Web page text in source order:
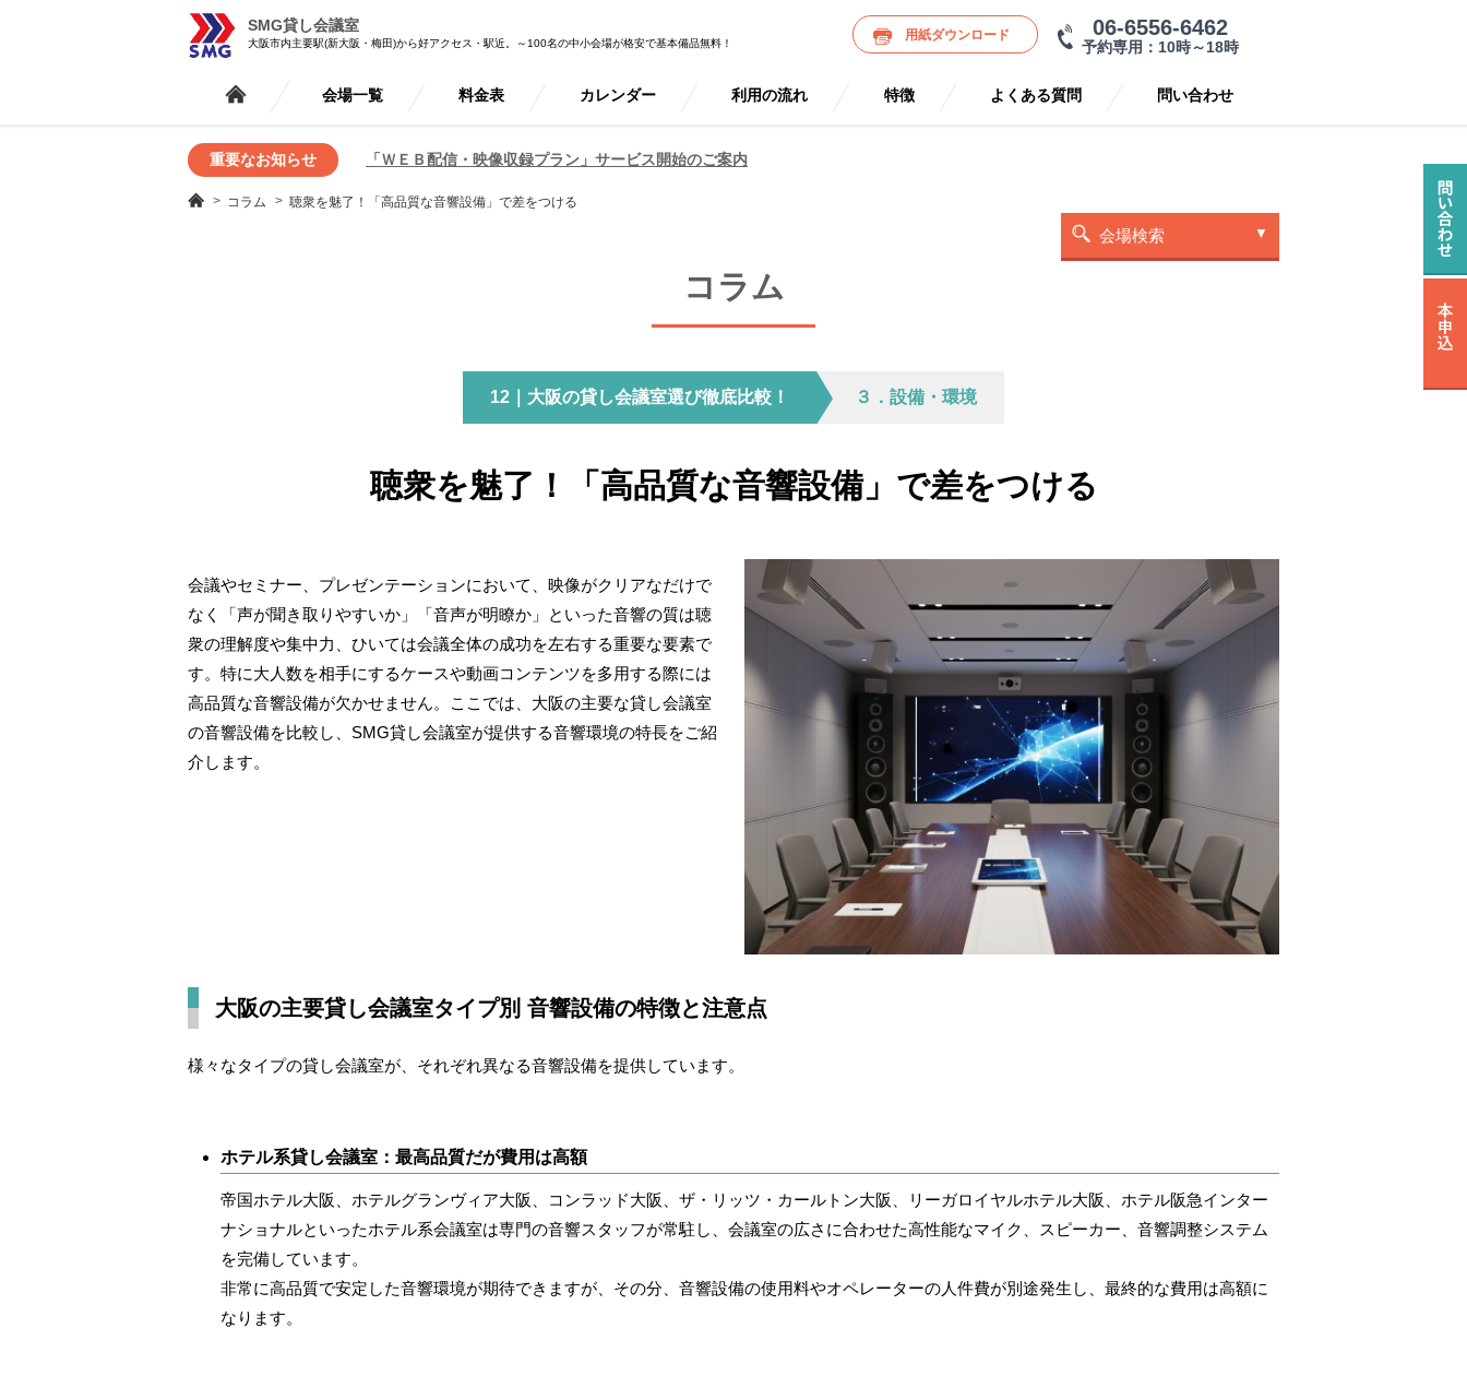
SMG貸し会議室
大阪市内主要駅(新大阪・梅田)から好アクセス・駅近。～100名の中小会場が格安で基本備品無料！
用紙ダウンロード 06-6556-6462
予約専用：10時～18時
会場一覧 料金表 カレンダー 利用の流れ 特徴 よくある質問 問い合わせ
重要なお知らせ 「ＷＥＢ配信・映像収録プラン」サービス開始のご案内
コラム 聴衆を魅了！「高品質な音響設備」で差をつける
会場検索
コラム
12｜大阪の貸し会議室選び徹底比較！ ３．設備・環境
聴衆を魅了！「高品質な音響設備」で差をつける
会議やセミナー、プレゼンテーションにおいて、映像がクリアなだけで
なく「声が聞き取りやすいか」「音声が明瞭か」といった音響の質は聴
衆の理解度や集中力、ひいては会議全体の成功を左右する重要な要素で
す。特に大人数を相手にするケースや動画コンテンツを多用する際には
高品質な音響設備が欠かせません。ここでは、大阪の主要な貸し会議室
の音響設備を比較し、SMG貸し会議室が提供する音響環境の特長をご紹
介します。
大阪の主要貸し会議室タイプ別 音響設備の特徴と注意点
様々なタイプの貸し会議室が、それぞれ異なる音響設備を提供しています。
ホテル系貸し会議室：最高品質だが費用は高額
帝国ホテル大阪、ホテルグランヴィア大阪、コンラッド大阪、ザ・リッツ・カールトン大阪、リーガロイヤルホテル大阪、ホテル阪急インター
ナショナルといったホテル系会議室は専門の音響スタッフが常駐し、会議室の広さに合わせた高性能なマイク、スピーカー、音響調整システム
を完備しています。
非常に高品質で安定した音響環境が期待できますが、その分、音響設備の使用料やオペレーターの人件費が別途発生し、最終的な費用は高額に
なります。